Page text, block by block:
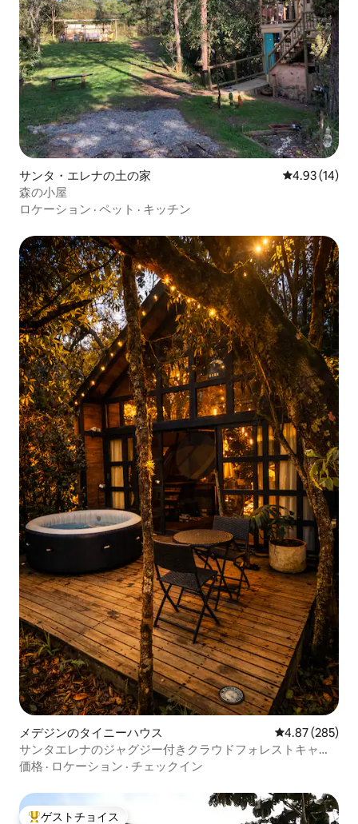
サンタ・エレナの土の家 レビュー14
4.93 (14)
森の小屋
ロケーション · ペット · キッチン
メデジンのタイニーハウス レビュー285
4.87 (285)
サンタエレナのジャグジー付きクラウドフォレストキャビ
ン
価格 · ロケーション · チェックイン
ゲストチョイス